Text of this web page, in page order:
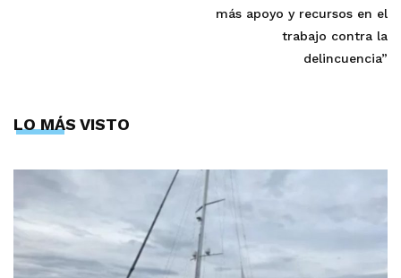
más apoyo y recursos en el
trabajo contra la
delincuencia”
LO MÁS VISTO